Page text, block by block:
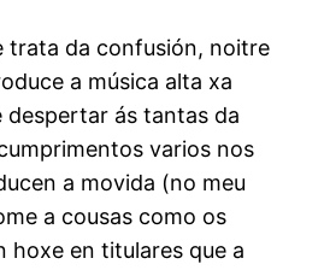
trata da confusión, noitre
a música alta xa
despertar ás tantas da
varios nos
a movida (no meu
a cousas como os
hoxe en titulares que a